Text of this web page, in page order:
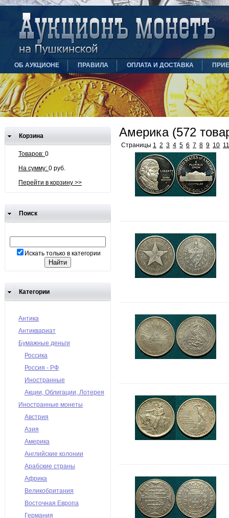
ОБ АУКЦИОНЕ ПРАВИЛА ОПЛАТА И ДОСТАВКА
Корзина
Товаров: 0
На сумму: 0 руб.
Перейти в корзину >>
Поиск
Искать только в категории
Категории
Антика
Антиквариат
Бумажные деньги
Россика
Россия - РФ
Иностранные
Акции, Облигации, Лотерея
Иностранные монеты
Австрия
Азия
Америка
Английские колонии
Арабские страны
Африка
Великобритания
Восточная Европа
Германия
Америка (572
Страницы 1 2 3 4 5 6 7 8 9 10 11